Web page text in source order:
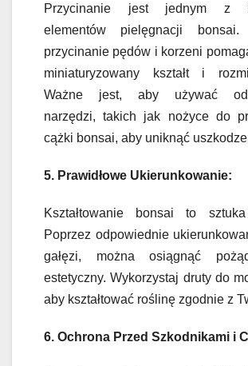
Przycinanie jest jednym z
elementów pielęgnacji bonsai.
przycinanie pędów i korzeni
miniaturyzowany kształt i
Ważne jest, aby używać
narzędzi, takich jak nożyce do
cążki bonsai, aby uniknąć
5. Prawidłowe Ukierunkowanie:
Kształtowanie bonsai to
Poprzez odpowiednie
gałęzi, można osiągnąć
estetyczny. Wykorzystaj druty do
aby kształtować roślinę zgodnie z
6. Ochrona Przed Szkodnikami i